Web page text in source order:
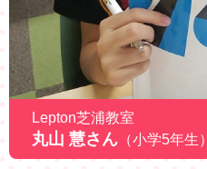
Lepton芝浦教室
丸山 慧さん （小学5年生）